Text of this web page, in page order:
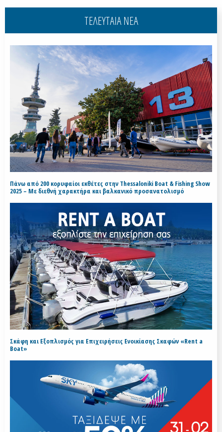
ΤΕΛΕΥΤΑΙΑ ΝΕΑ
Πάνω από 200 κορυφαίοι εκθέτες στην Thessaloniki Boat & Fishing Show
2025 – Με διεθνή χαρακτήρα και βαλκανικό προσανατολισμό
Σκάφη και Εξοπλισμός για Επιχειρήσεις Ενοικίασης Σκαφών «Rent a
Boat»